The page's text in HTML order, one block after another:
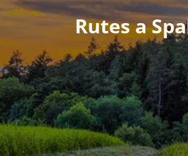
Rutes a